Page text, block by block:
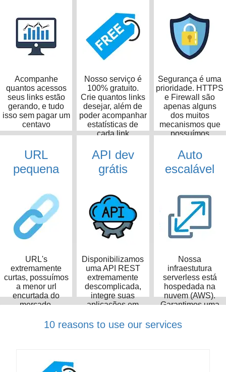
Acompanhe
quantos acessos
seus links estão
gerando, e tudo
isso sem pagar um
centavo
Nosso serviço é
100% gratuito.
Crie quantos links
desejar, além de
poder acompanhar
estatísticas de
cada link
Segurança é uma
prioridade. HTTPS
e Firewall são
apenas alguns
dos muitos
mecanismos que
possuímos
URL
pequena
URL's
extremamente
curtas, possuímos
a menor url
encurtada do
mercado,
14 caracteres
API dev
grátis
Disponibilizamos
uma API REST
extremamente
descomplicada,
integre suas
aplicações em
Auto
escalável
Nossa
infraestutura
serverless está
hospedada na
nuvem (AWS).
Garantimos uma
disponibilidade de
10 reasons to use our services